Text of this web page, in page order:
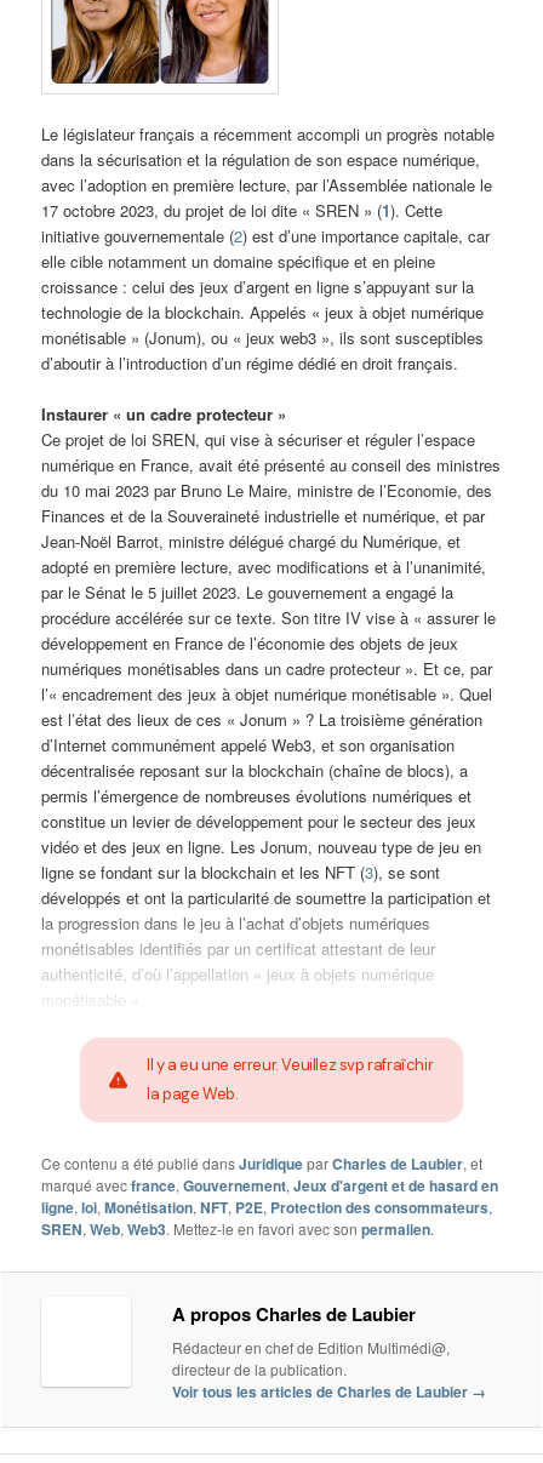
Le législateur français a récemment accompli un progrès notable
dans la sécurisation et la régulation de son espace numérique,
avec l’adoption en première lecture, par l’Assemblée nationale le
17 octobre 2023, du projet de loi dite « SREN » (1). Cette
initiative gouvernementale (2) est d’une importance capitale, car
elle cible notamment un domaine spécifique et en pleine
croissance : celui des jeux d’argent en ligne s’appuyant sur la
technologie de la blockchain. Appelés « jeux à objet numérique
monétisable » (Jonum), ou « jeux web3 », ils sont susceptibles
d’aboutir à l’introduction d’un régime dédié en droit français.
Instaurer « un cadre protecteur »
Ce projet de loi SREN, qui vise à sécuriser et réguler l’espace
numérique en France, avait été présenté au conseil des ministres
du 10 mai 2023 par Bruno Le Maire, ministre de l’Economie, des
Finances et de la Souveraineté industrielle et numérique, et par
Jean-Noël Barrot, ministre délégué chargé du Numérique, et
adopté en première lecture, avec modifications et à l’unanimité,
par le Sénat le 5 juillet 2023. Le gouvernement a engagé la
procédure accélérée sur ce texte. Son titre IV vise à « assurer le
développement en France de l’économie des objets de jeux
numériques monétisables dans un cadre protecteur ». Et ce, par
l’« encadrement des jeux à objet numérique monétisable ». Quel
est l’état des lieux de ces « Jonum » ? La troisième génération
d’Internet communément appelé Web3, et son organisation
décentralisée reposant sur la blockchain (chaîne de blocs), a
permis l’émergence de nombreuses évolutions numériques et
constitue un levier de développement pour le secteur des jeux
vidéo et des jeux en ligne. Les Jonum, nouveau type de jeu en
ligne se fondant sur la blockchain et les NFT (3), se sont
développés et ont la particularité de soumettre la participation et
la progression dans le jeu à l’achat d’objets numériques
monétisables identifiés par un certificat attestant de leur
authenticité, d’où l’appellation « jeux à objets numérique
monétisable ».
Il y a eu une erreur. Veuillez svp rafraîchir
la page Web.
Ce contenu a été publié dansJuridiqueparCharles de Laubier, et
marqué avecfrance,Gouvernement,Jeux d'argent et de hasard en
ligne,loi,Monétisation,NFT, P2E, Protection des consommateurs,
SREN,Web,Web3. Mettez-le en favori avec sonpermalien.
A propos Charles de Laubier
Rédacteur en chef de Edition Multimédi@,
directeur de la publication.
Voir tous les articles de Charles de Laubier →